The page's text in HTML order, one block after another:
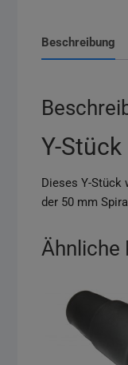
Beschreibung
Y-
Dieses Y-Stück
der 50 mm
Ähnliche